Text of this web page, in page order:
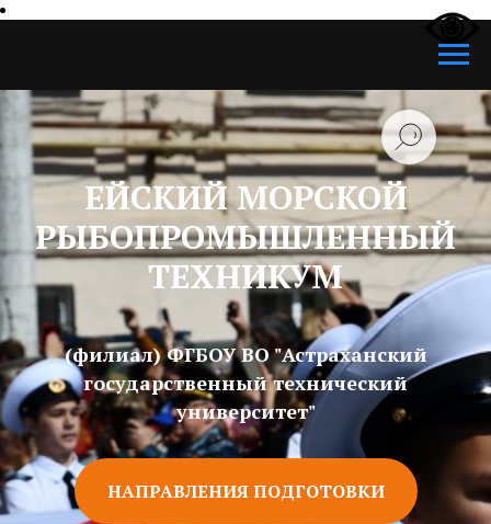
ЕЙСКИЙ МОРСКОЙ
РЫБОПРОМЫШЛЕННЫЙ
ТЕХНИКУМ
(филиал) ФГБОУ ВО "Астраханский
государственный технический
университет"
НАПРАВЛЕНИЯ ПОДГОТОВКИ